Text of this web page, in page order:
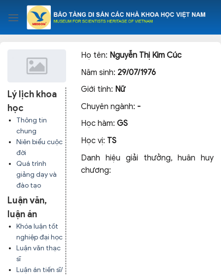
content
Lý lịch khoa
học
Thông tin
chung
Niên biểu cuộc
đời
Quá trình
giảng dạy và
đào tạo
Luận văn,
luận án
Khóa luận tốt
nghiệp đại học
Luận văn thạc
sĩ
Luận án tiến sĩ/
Họ tên: Nguyễn Thị Kim Cúc
Năm sinh: 29/07/1976
Giới tính: Nữ
Chuyên ngành: -
Học hàm:GS
Học vị: TS
Danh hiệu giải thưởng, huân huy
chương: